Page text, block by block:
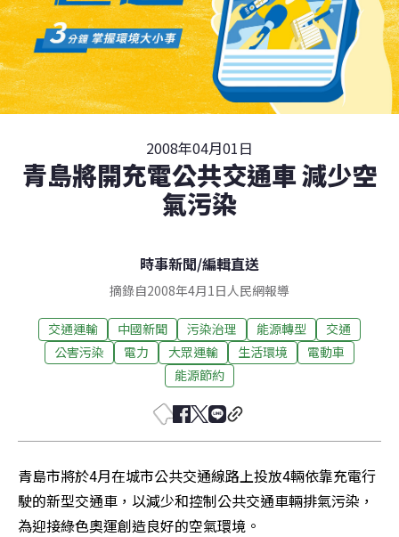
2008年04月01日
青島將開充電公共交通車 減少空
氣污染
時事新聞/編輯直送
摘錄自2008年4月1日人民網報導
交通運輸 中國新聞 污染治理 能源轉型
交通
公害污染
電力 大眾運輸 生活環境
電動車
能源節約
青島市將於4月在城市公共交通線路上投放4輛依靠充電行
駛的新型交通車，以減少和控制公共交通車輛排氣污染，
為迎接綠色奧運創造良好的空氣環境。